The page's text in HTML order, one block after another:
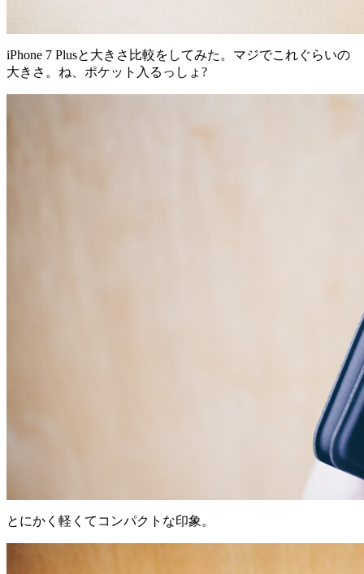
iPhone 7 Plusと大きさ比較をしてみた。マジでこれぐらいの
大きさ。ね、ポケット入るっしょ?
とにかく軽くてコンパクトな印象。